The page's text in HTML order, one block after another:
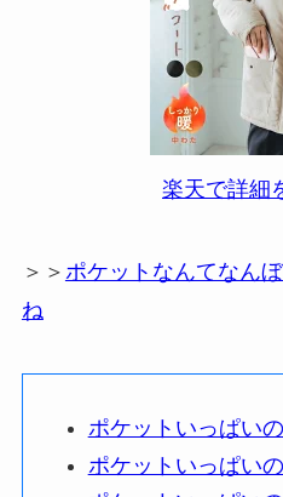
楽天で詳細
＞＞ ポケットなんてなん
ね
ポケットいっぱい
ポケットいっぱい